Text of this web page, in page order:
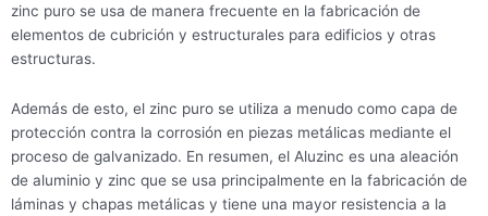
zinc puro se usa de manera frecuente en la fabricación de
elementos de cubrición y estructurales para edificios y otras
estructuras.
Además de esto, el zinc puro se utiliza a menudo como capa de
protección contra la corrosión en piezas metálicas mediante el
proceso de galvanizado. En resumen, el Aluzinc es una aleación
de aluminio y zinc que se usa principalmente en la fabricación de
láminas y chapas metálicas y tiene una mayor resistencia a la